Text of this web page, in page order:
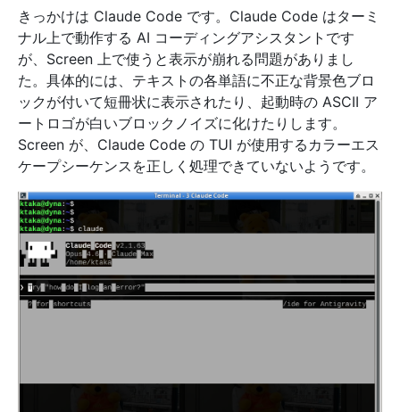
きっかけは Claude Code です。Claude Code はターミ
ナル上で動作する AI コーディングアシスタントです
が、Screen 上で使うと表示が崩れる問題がありまし
た。具体的には、テキストの各単語に不正な背景色ブロ
ックが付いて短冊状に表示されたり、起動時の ASCII ア
ートロゴが白いブロックノイズに化けたりします。
Screen が、Claude Code の TUI が使用するカラーエス
ケープシーケンスを正しく処理できていないようです。